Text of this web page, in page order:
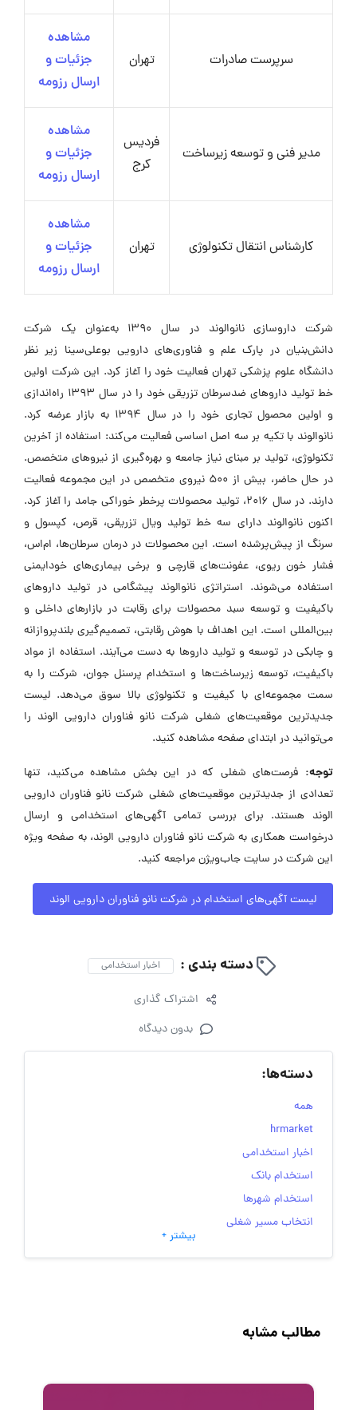
سرپرست صادرات تهران
مشاهده
جزئیات و
ارسال رزومه
مدیر فنی و توسعه زیرساخت
فردیس
کرج
مشاهده
جزئیات و
ارسال رزومه
کارشناس انتقال تکنولوژی تهران
مشاهده
جزئیات و
ارسال رزومه
شرکت داروسازی نانوالوند در سال 1390 به‌عنوان یک شرکت
دانش‌بنیان در پارک علم و فناوری‌های دارویی بوعلی‌سینا زیر نظر
دانشگاه علوم پزشکی تهران فعالیت خود را آغاز کرد. این شرکت اولین
خط تولید داروهای ضدسرطان تزریقی خود را در سال 1393 راه‌اندازی
و اولین محصول تجاری خود را در سال 1394 به بازار عرضه کرد.
نانوالوند با تکیه بر سه اصل اساسی فعالیت می‌کند: استفاده از آخرین
تکنولوژی، تولید بر مبنای نیاز جامعه و بهره‌گیری از نیروهای متخصص.
در حال حاضر، بیش از 500 نیروی متخصص در این مجموعه فعالیت
دارند. در سال 2016، تولید محصولات پرخطر خوراکی جامد را آغاز کرد.
اکنون نانوالوند دارای سه خط تولید ویال تزریقی، قرص، کپسول و
سرنگ از پیش‌پرشده است. این محصولات در درمان سرطان‌ها، ام‌اس،
فشار خون ریوی، عفونت‌های قارچی و برخی بیماری‌های خودایمنی
استفاده می‌شوند. استراتژی نانوالوند پیشگامی در تولید داروهای
باکیفیت و توسعه سبد محصولات برای رقابت در بازارهای داخلی و
بین‌المللی است. این اهداف با هوش رقابتی، تصمیم‌گیری بلندپروازانه
و چابکی در توسعه و تولید داروها به دست می‌آیند. استفاده از مواد
باکیفیت، توسعه زیرساخت‌ها و استخدام پرسنل جوان، شرکت را به
سمت مجموعه‌ای با کیفیت و تکنولوژی بالا سوق می‌دهد. لیست
جدیدترین موقعیت‌های شغلی شرکت نانو فناوران دارویی الوند را
می‌توانید در ابتدای صفحه مشاهده کنید.
توجه: فرصت‌های شغلی که در این بخش مشاهده می‌کنید، تنها
تعدادی از جدیدترین موقعیت‌های شغلی شرکت نانو فناوران دارویی
الوند هستند. برای بررسی تمامی آگهی‌های استخدامی و ارسال
درخواست همکاری به شرکت نانو فناوران دارویی الوند، به صفحه ویژه
این شرکت در سایت جاب‌ویژن مراجعه کنید.
لیست آگهی‌های استخدام در شرکت نانو فناوران دارویی الوند
دسته بندی : اخبار استخدامی
اشتراک گذاری
بدون دیدگاه
دسته‌ها:
همه
hrmarket
اخبار استخدامی
استخدام بانک
استخدام شهرها
انتخاب مسیر شغلی
به‌روزرسانی‌های سایت (کارجویی)
رزومه
فریلنسر
بیشتر +
مطالب مشابه